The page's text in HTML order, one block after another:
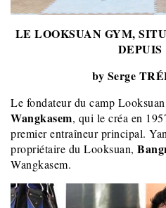
LE LOOKSUAN GYM,
DEPUIS
by Serge
Le fondateur du camp
Wangkasem, qui le créa en
premier entraîneur principal.
propriétaire du Looksuan,
Wangkasem.